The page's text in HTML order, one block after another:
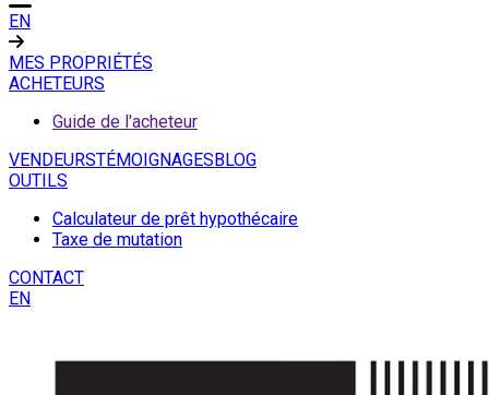
EN
MES PROPRIÉTÉS
ACHETEURS
Guide de l'acheteur
VENDEURSTÉMOIGNAGESBLOG
OUTILS
Calculateur de prêt hypothécaire
Taxe de mutation
CONTACT
EN